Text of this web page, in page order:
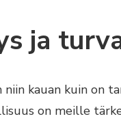
ja
kauan kuin on
on meille